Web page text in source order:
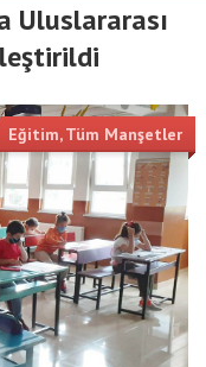
Uluslararası
Eğitim,Tüm Manşetler